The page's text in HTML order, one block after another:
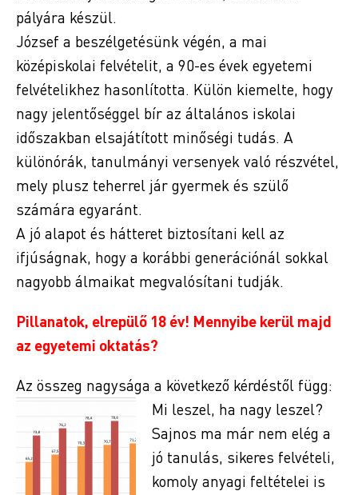
pályára készül.
József a beszélgetésünk végén, a mai
középiskolai felvételit, a 90-es évek egyetemi
felvételikhez hasonlította. Külön kiemelte, hogy
nagy jelentőséggel bír az általános iskolai
időszakban elsajátított minőségi tudás. A
különórák, tanulmányi versenyek való részvétel,
mely plusz teherrel jár gyermek és szülő
számára egyaránt.
A jó alapot és hátteret biztosítani kell az
ifjúságnak, hogy a korábbi generációnál sokkal
nagyobb álmaikat megvalósítani tudják.
Pillanatok, elrepülő 18 év! Mennyibe kerül majd
az egyetemi oktatás?
Az összeg nagysága a következő kérdéstől függ:
Mi leszel, ha nagy leszel?
Sajnos ma már nem elég a
jó tanulás, sikeres felvételi,
komoly anyagi feltételei is